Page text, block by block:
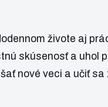
živote aj
skúsenosť a uhol
nové veci a učiť sa